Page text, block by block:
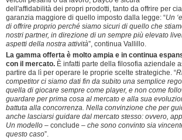
dell'affidabilità dei propri prodotti, tanto da offrire per
garanzia maggiore di quello imposto dalla legge: “Un
di offrire proprio perché siamo sicuri di quello che
nostri partner, in direzione di un sempre più elevato
aspetti della nostra attività”, continua Vallillo.
La gamma offerta è molto ampia e in continua
con il mercato. È infatti parte della filosofia aziendale
partire da lì per operare le proprie scelte strategiche. “
competitor ci siamo dati fin da subito una semplice
quella di giocare sempre come player, e non come
guardare per prima cosa al mercato e alla sua
battuta alla concorrenza. Nella convinzione che per
anche lasciarsi guidare dal mercato stesso: ovvero,
Un modello – conclude – che sono convinto sia
questo caso”.